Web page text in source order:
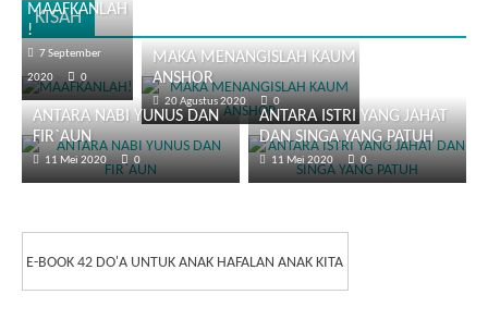
KISAH
MAAFKANLAH
!
7 September
2020
0
MAKA MENANGISLAH KAUM
ANSHOR
20 Agustus 2020 0
ANTARA NABI YUNUS DAN
FIR`AUN
11 Mei 2020 0
ANTARA ISTRI YANG JAHAT
DAN SINGA YANG PATUH
11 Mei 2020 0
E-BOOK 42 DO'A UNTUK ANAK HAFALAN ANAK KITA